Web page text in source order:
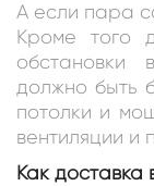
А если пара
Кроме того
обстановки
должно быть
потолки и
вентиляции и
Как доставка